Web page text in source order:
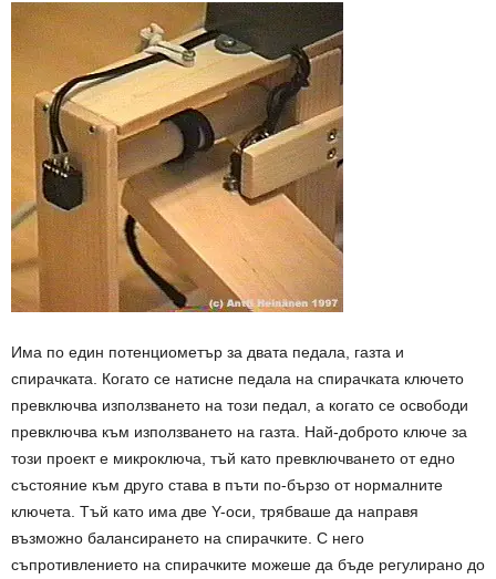
Има по един потенциометър за двата педала, газта и
спирачката. Когато се натисне педала на спирачката ключето
превключва използването на този педал, а когато се освободи
превключва към използването на газта. Най-доброто ключе за
този проект е микроключа, тъй като превключването от едно
състояние към друго става в пъти по-бързо от нормалните
ключета. Тъй като има две Y-оси, трябваше да направя
възможно балансирането на спирачките. С него
съпротивлението на спирачките можеше да бъде регулирано до